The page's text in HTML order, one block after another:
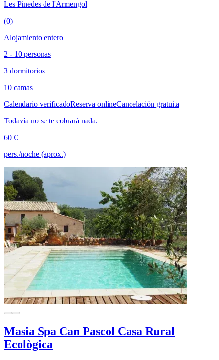
Les Pinedes de l'Armengol
(0)
Alojamiento entero
2 - 10 personas
3 dormitorios
10 camas
Calendario verificadoReserva onlineCancelación gratuita
Todavía no se te cobrará nada.
60 €
pers./noche (aprox.)
Masia Spa Can Pascol Casa Rural
Ecològica